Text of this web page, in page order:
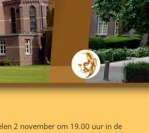
2 november om 19.00 uur in de